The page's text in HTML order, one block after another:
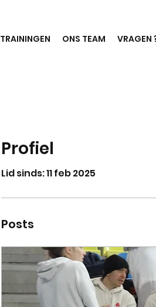
TRAININGEN ONS TEAM VRAGEN
Profiel
Lid sinds: 11 feb 2025
Posts